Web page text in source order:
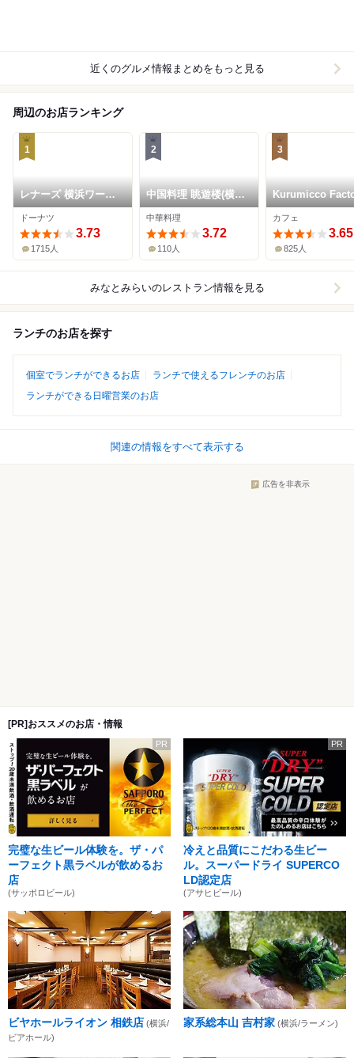
近くのグルメ情報まとめをもっと見る
周辺のお店ランキング
1
レナーズ 横浜ワール
ドポーターズ店
ドーナツ
3.73
1715人
2
中国料理 眺遊楼(横浜
ベイコート倶楽部 ホ
テル＆スパリゾート)
中華料理
3.72
110人
3
Kurumicco
カフェ
3.65
825人
みなとみらいのレストラン情報を見る
ランチのお店を探す
個室でランチができるお店
ランチで使えるフレンチのお店
ランチができる日曜営業のお店
関連の情報をすべて表示する
広告を非表示
[PR]おススメのお店・情報
PR
完璧な生ビール体験を。ザ・パ
ーフェクト黒ラベルが飲めるお
店
(サッポロビール)
PR
冷えと品質にこだわる生ビー
ル。スーパードライ SUPERCO
LD認定店
(アサヒビール)
ビヤホールライオン 相鉄店 (横浜/
ビアホール)
家系総本山 吉村家 (横浜/ラーメン)